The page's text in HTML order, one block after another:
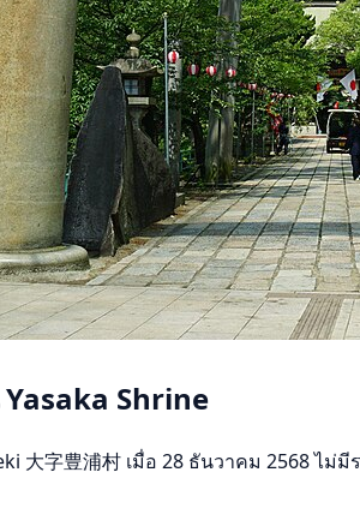
Shrine
大字豊浦村 เมื่อ 28 ธันวาคม 2568